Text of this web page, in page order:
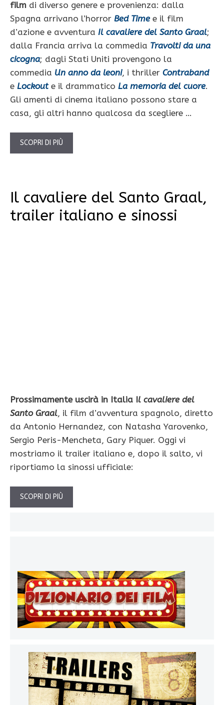
film di diverso genere e provenienza: dalla
Spagna arrivano l’horror Bed Timee il film
d’azione e avventura Il cavaliere del Santo Graal;
dalla Francia arriva la commedia Travolti da una
cicogna; dagli Stati Uniti provengono la
commedia Un anno da leoni, i thriller Contraband
e Lockoute il drammatico La memoria del cuore.
Gli amenti di cinema italiano possono stare a
casa, gli altri hanno qualcosa da scegliere …
SCOPRI DI PIÙ
Il cavaliere del Santo Graal,
trailer italiano e sinossi
Prossimamente uscirà in Italia Il cavaliere del
Santo Graal, il film d’avventura spagnolo, diretto
da Antonio Hernandez, con Natasha Yarovenko,
Sergio Peris-Mencheta, Gary Piquer. Oggi vi
mostriamo il trailer italiano e, dopo il salto, vi
riportiamo la sinossi ufficiale:
SCOPRI DI PIÙ